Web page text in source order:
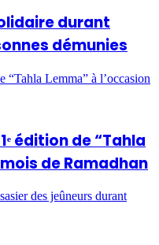
durant
démunies
“Tahla Lemma” à l’occasion
édition de “Tahla
de Ramadhan
des jeûneurs durant